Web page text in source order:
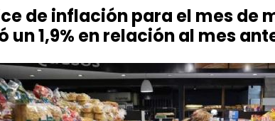
de inflación para el mes de
un 1,9% en relación al mes